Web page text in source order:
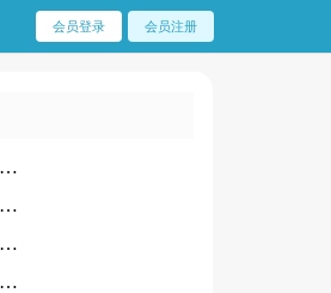
会员登录 会员注册
（精品）幼儿园教师外出学习心得体会
幼儿园教师培训心得体会
幼儿教师读书心得体会(优秀)
【推荐】幼儿园教师工作心得体会15篇